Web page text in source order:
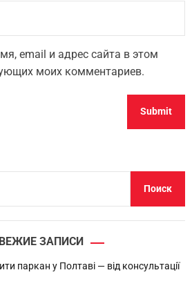
email и адрес сайта в этом
моих комментариев.
ЗАПИСИ
паркан у Полтаві — від консультації